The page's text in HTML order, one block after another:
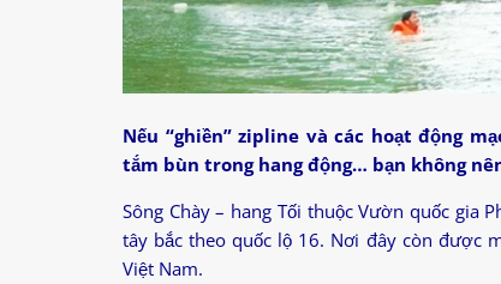
Nếu “ghiền” zipline và các hoạt động
tắm bùn trong hang động… bạn không
Sông Chày – hang Tối thuộc Vườn quốc gia
tây bắc theo quốc lộ 16. Nơi đây còn được
Việt Nam.